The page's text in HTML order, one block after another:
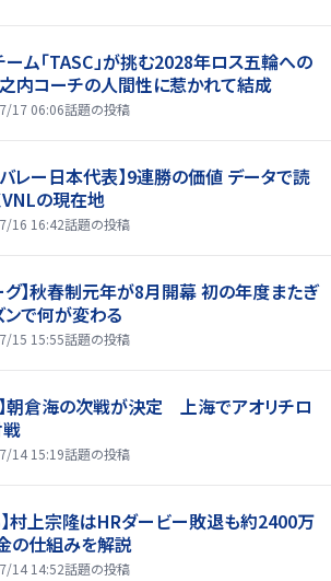
ム「TASC」が挑む2028年ロス五輪への
之内コーチの人間性に惹かれて結成
17 06:06話題の投稿
バレー日本代表】9連勝の価値 データで読
VNLの現在地
16 16:42話題の投稿
グ】秋春制元年が8月開幕 初の年度またぎ
ンで何が変わる
15 15:55話題の投稿
】朝倉海の次戦が決定 上海でアオリチロ
戦
14 15:19話題の投稿
】村上宗隆はHRダービー敗退も約2400万
の仕組みを解説
14 14:52話題の投稿